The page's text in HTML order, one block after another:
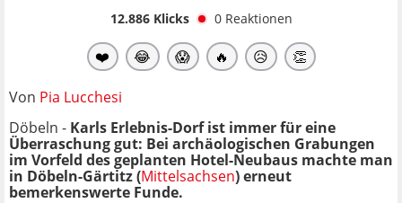
12.886Klicks 0 Reaktionen
❤️ 😂 😱 🔥 😥 👏
Von Pia Lucchesi
Döbeln - Karls Erlebnis-Dorf ist immer für eine
Überraschung gut: Bei archäologischen Grabungen
im Vorfeld des geplanten Hotel-Neubaus machte man
in Döbeln-Gärtitz (Mittelsachsen) erneut
bemerkenswerte Funde.